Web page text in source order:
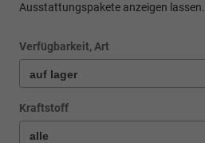
Ausstattungspakete anzeigen lassen.
Verfügbarkeit, Art
Kraftstoff